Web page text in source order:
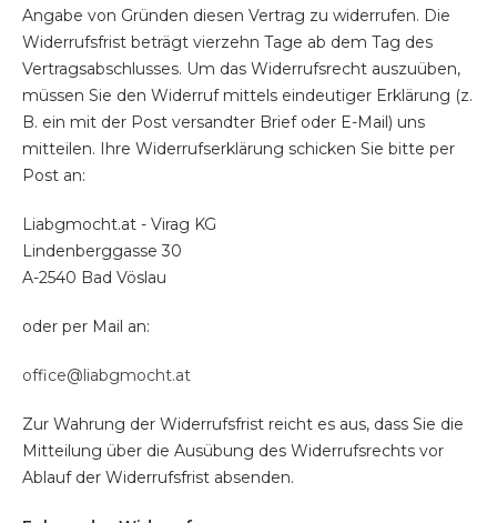
Angabe von Gründen diesen Vertrag zu widerrufen. Die
Widerrufsfrist beträgt vierzehn Tage ab dem Tag des
Vertragsabschlusses. Um das Widerrufsrecht auszuüben,
müssen Sie den Widerruf mittels eindeutiger Erklärung (z.
B. ein mit der Post versandter Brief oder E-Mail) uns
mitteilen. Ihre Widerrufserklärung schicken Sie bitte per
Post an:
Liabgmocht.at - Virag KG
Lindenberggasse 30
A-2540 Bad Vöslau
oder per Mail an:
office@liabgmocht.at
Zur Wahrung der Widerrufsfrist reicht es aus, dass Sie die
Mitteilung über die Ausübung des Widerrufsrechts vor
Ablauf der Widerrufsfrist absenden.